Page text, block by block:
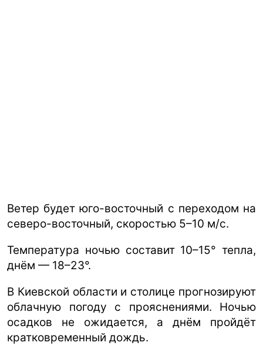
Ветер будет юго-восточный с переходом на
северо-восточный, скоростью 5–10 м/с.
Температура ночью составит 10–15° тепла,
днём — 18–23°.
В Киевской области и столице прогнозируют
облачную погоду с прояснениями. Ночью
осадков не ожидается, а днём пройдёт
кратковременный дождь.